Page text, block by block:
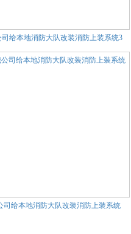
给本地消防大队改装消防上装系统3
司给本地消防大队改装消防上装系统